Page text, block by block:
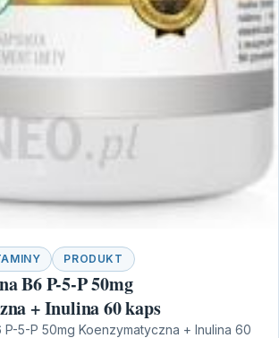
PRODUKT
B6 P-5-P 50mg
+ Inulina 60 kaps
P-5-P 50mg Koenzymatyczna + Inulina 60